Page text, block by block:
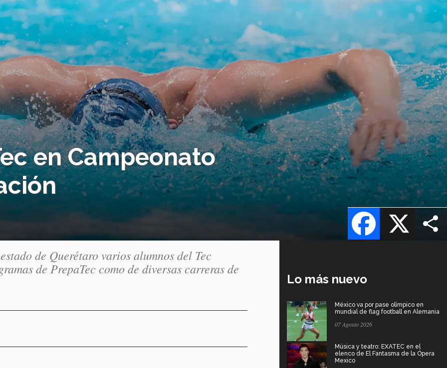
en Campeonato
X
Facebook
de Querétaro varios alumnos del Tec
de PrepaTec como de diversas carreras de
Lo más nuevo
México va por pase olímpico en
mundial de flag football en Alemania
07 Agosto 2026
Música y teatro: EXATEC en el
elenco de El Fantasma de la Ópera
Mexico